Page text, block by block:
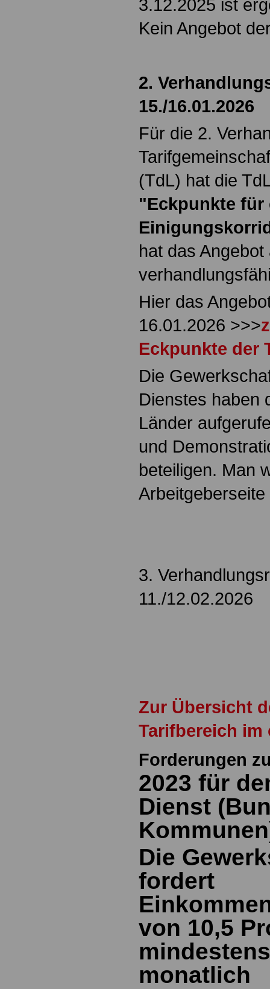
3.12.2025 ist
Kein Angebot
2.
15./16.01.2026
Für die 2.
(TdL) hat die
"Eckpunkte für
hat das Angebot
Hier das
16.01.2026 >>>
Eckpunkte der
Die
Dienstes haben
Länder
und
beteiligen. Man
3.
11./12.02.2026
Zur Übersicht
Tarifbereich
Forderungen
2023 für
Dienst
Die
fordert
von 10,5
monatlich